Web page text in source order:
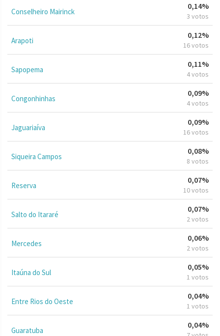
Conselheiro Mairinck
0,14%
3 votos
Arapoti
0,12%
16 votos
Sapopema
0,11%
4 votos
Congonhinhas
0,09%
4 votos
Jaguariaíva
0,09%
16 votos
Siqueira Campos
0,08%
8 votos
Reserva
0,07%
10 votos
Salto do Itararé
0,07%
2 votos
Mercedes
0,06%
2 votos
Itaúna do Sul
0,05%
1 votos
Entre Rios do Oeste
0,04%
1 votos
Guaratuba
0,04%